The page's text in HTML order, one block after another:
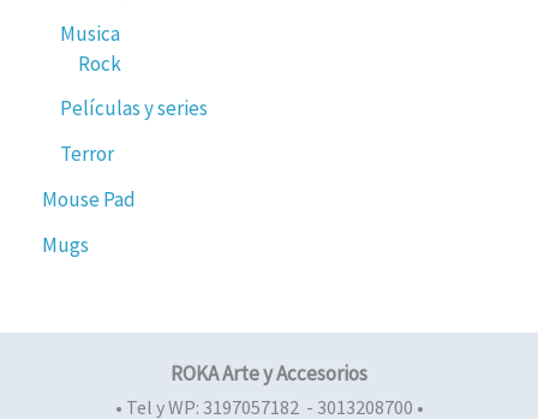
Musica
Rock
Películas y series
Terror
Mouse Pad
Mugs
ROKA Arte y Accesorios
• Tel y WP: 3197057182 - 3013208700 •